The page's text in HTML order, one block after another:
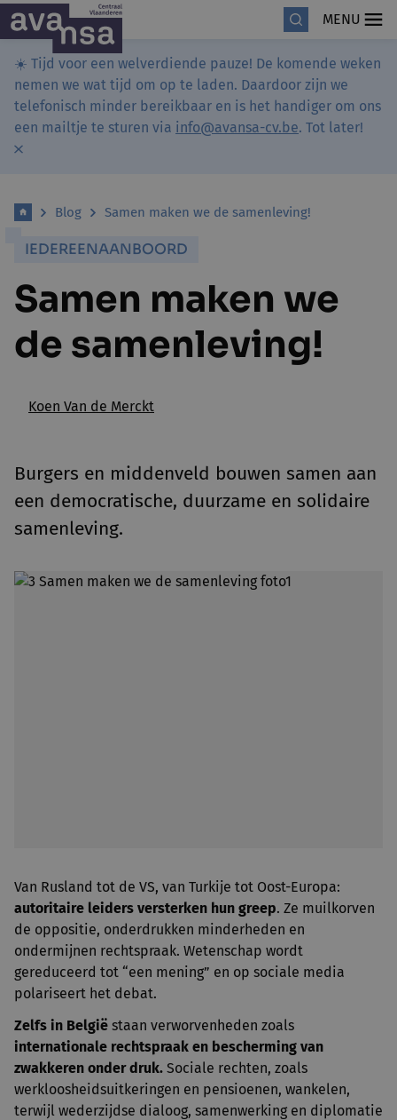
MENU
☀️ Tijd voor een welverdiende pauze! De komende weken
nemen we wat tijd om op te laden. Daardoor zijn we
telefonisch minder bereikbaar en is het handiger om ons
een mailtje te sturen via info@avansa-cv.be. Tot later!
Blog Samen maken we de samenleving!
IEDEREENAANBOORD
Samen maken we
de samenleving!
Koen Van de Merckt
Burgers en middenveld bouwen samen aan
een democratische, duurzame en solidaire
samenleving.
Van Rusland tot de VS, van Turkije tot Oost-Europa:
autoritaire leiders versterken hun greep. Ze muilkorven
de oppositie, onderdrukken minderheden en
ondermijnen rechtspraak. Wetenschap wordt
gereduceerd tot “een mening” en op sociale media
polariseert het debat.
Zelfs in België staan verworvenheden zoals
internationale rechtspraak en bescherming van
zwakkeren onder druk. Sociale rechten, zoals
werkloosheidsuitkeringen en pensioenen, wankelen,
terwijl wederzijdse dialoog, samenwerking en diplomatie